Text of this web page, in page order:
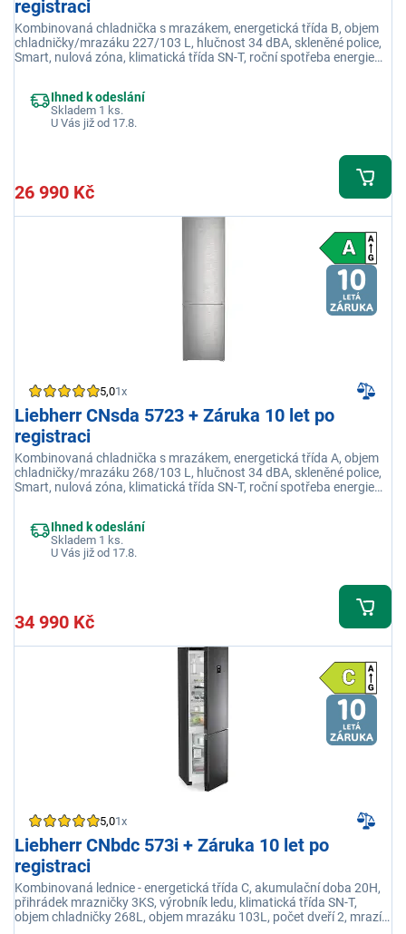
registraci
Kombinovaná chladnička s mrazákem, energetická třída B, objem
chladničky/mrazáku 227/103 L, hlučnost 34 dBA, skleněné police,
Smart, nulová zóna, klimatická třída SN-T, roční spotřeba energie
Ihned k odeslání
Skladem 1 ks.
U Vás již od 17.8.
26 990 Kč
5,01x
Liebherr CNsda 5723 + Záruka 10 let po
registraci
Kombinovaná chladnička s mrazákem, energetická třída A, objem
chladničky/mrazáku 268/103 L, hlučnost 34 dBA, skleněné police,
Smart, nulová zóna, klimatická třída SN-T, roční spotřeba energie
Ihned k odeslání
Skladem 1 ks.
U Vás již od 17.8.
34 990 Kč
5,01x
Liebherr CNbdc 573i + Záruka 10 let po
registraci
Kombinovaná lednice - energetická třída C, akumulační doba 20H,
přihrádek mrazničky 3KS, výrobník ledu, klimatická třída SN-T,
objem chladničky 268L, objem mrazáku 103L, počet dveří 2, mrazící